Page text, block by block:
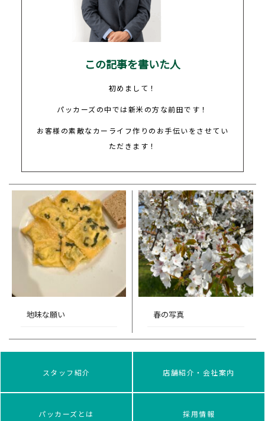
この記事を書いた人
初めまして！
パッカーズの中では新米の方な前田です！
お客様の素敵なカーライフ作りのお手伝いをさせてい
ただきます！
地味な願い 春の写真
スタッフ紹介 店舗紹介・会社案内
パッカーズとは 採用情報